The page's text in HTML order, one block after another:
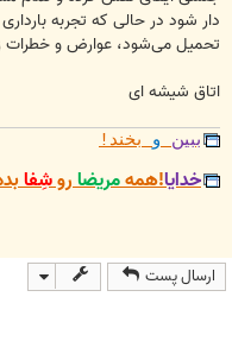
دار شود در حالی که تجربه
تحمیل می‌شود، عوارض و خطرات
اتاق شیشه ای
ببین و بخند!
خدایا!همهمریضاروشِفا
ارسال پست